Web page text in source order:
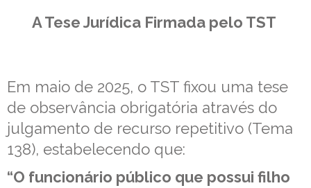
A Tese Jurídica Firmada pelo TST
Em maio de 2025, o TST fixou uma tese
de observância obrigatória através do
julgamento de recurso repetitivo (Tema
138), estabelecendo que:
“O funcionário público que possui filho